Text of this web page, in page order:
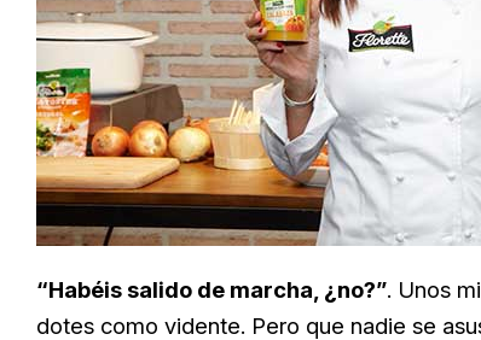
“Habéis salido de marcha, ¿no?”. Unos
dotes como vidente. Pero que nadie se